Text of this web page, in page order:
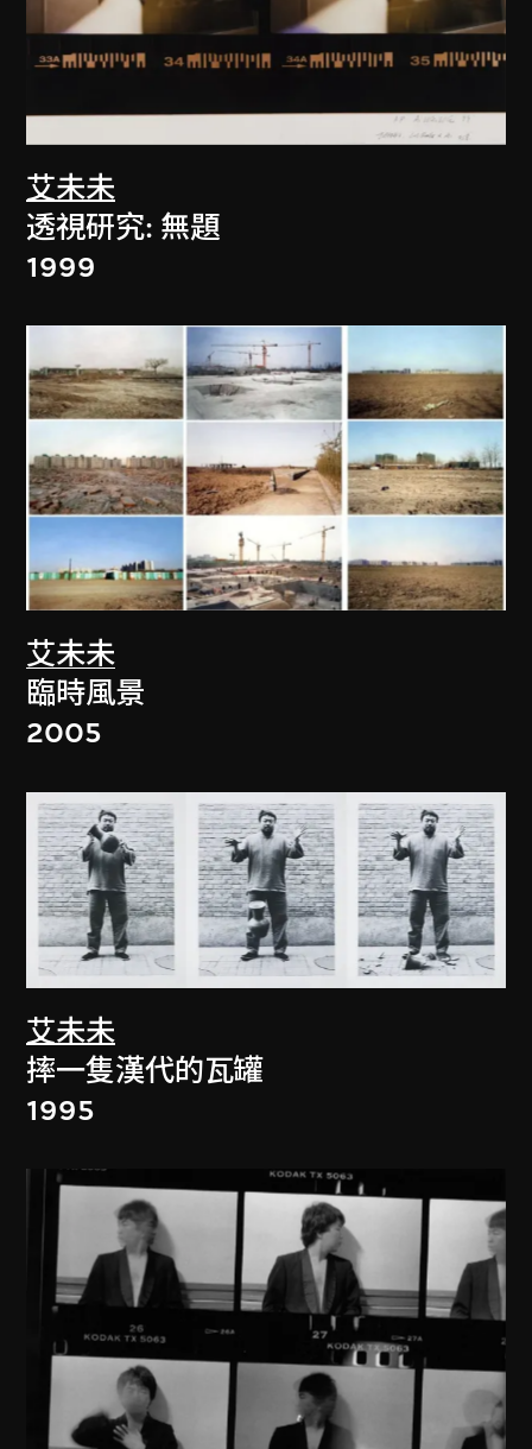
艾未未
透視研究: 無題
1999
艾未未
臨時風景
2005
艾未未
摔一隻漢代的瓦罐
1995